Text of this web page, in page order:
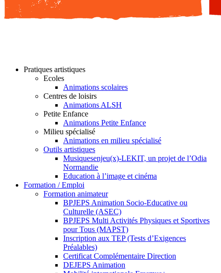
Pratiques artistiques
Ecoles
Animations scolaires
Centres de loisirs
Animations ALSH
Petite Enfance
Animations Petite Enfance
Milieu spécialisé
Animations en milieu spécialisé
Outils artistiques
Musiquesenjeu(x)-LEKIT, un projet de l’Odia
Normandie
Education à l’image et cinéma
Formation / Emploi
Formation animateur
BPJEPS Animation Socio-Educative ou
Culturelle (ASEC)
BPJEPS Multi Activités Physiques et Sportives
pour Tous (MAPST)
Inscription aux TEP (Tests d’Exigences
Préalables)
Certificat Complémentaire Direction
DEJEPS Animation